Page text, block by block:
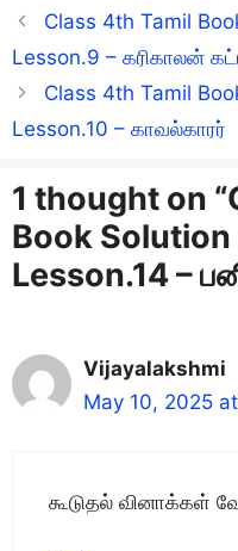
Class 4th Tamil
Lesson.9 – கரிகாலன்
Class 4th Tamil
Lesson.10 – காவல்காரர்
1 thought on
Book Solution
Lesson.14 –
Vijayalakshmi
May 10, 2025
கூடுதல் வினாக்கள்